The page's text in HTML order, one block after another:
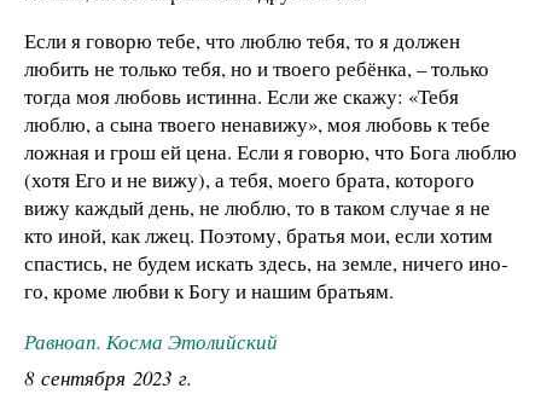
Если я говорю тебе, что люблю тебя, то я должен
любить не только тебя, но и твоего ребёнка, – толь­ко
тогда моя любовь истинна. Если же скажу: «Тебя
люблю, а сына твоего ненавижу», моя любовь к тебе
ложная и грош ей цена. Если я говорю, что Бога люб­лю
(хотя Его и не вижу), а тебя, моего брата, которого
вижу каждый день, не люблю, то в таком случае я не
кто иной, как лжец. Поэтому, братья мои, если хотим
спастись, не будем искать здесь, на земле, ничего ино­
го, кроме любви к Богу и нашим братьям.
Равноап. Косма Этолийский
8 сентября 2023 г.